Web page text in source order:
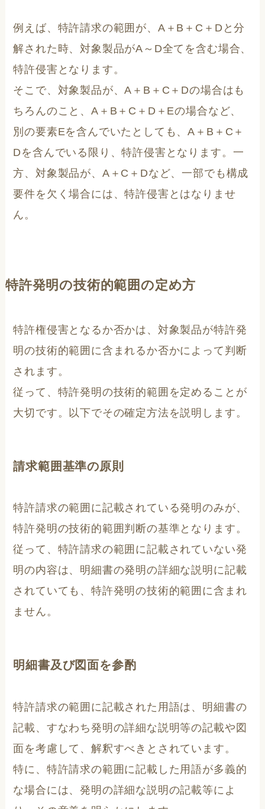
例えば、特許請求の範囲が、A＋B＋C＋Dと分
解された時、対象製品がA～D全てを含む場合、
特許侵害となります。
そこで、対象製品が、A＋B＋C＋Dの場合はも
ちろんのこと、A＋B＋C＋D＋Eの場合など、
別の要素Eを含んでいたとしても、A＋B＋C＋
Dを含んでいる限り、特許侵害となります。一
方、対象製品が、A＋C＋Dなど、一部でも構成
要件を欠く場合には、特許侵害とはなりませ
ん。
特許発明の技術的範囲の定め方
特許権侵害となるか否かは、対象製品が特許発
明の技術的範囲に含まれるか否かによって判断
されます。
従って、特許発明の技術的範囲を定めることが
大切です。以下でその確定方法を説明します。
請求範囲基準の原則
特許請求の範囲に記載されている発明のみが、
特許発明の技術的範囲判断の基準となります。
従って、特許請求の範囲に記載されていない発
明の内容は、明細書の発明の詳細な説明に記載
されていても、特許発明の技術的範囲に含まれ
ません。
明細書及び図面を参酌
特許請求の範囲に記載された用語は、明細書の
記載、すなわち発明の詳細な説明等の記載や図
面を考慮して、解釈すべきとされています。
特に、特許請求の範囲に記載した用語が多義的
な場合には、発明の詳細な説明の記載等によ